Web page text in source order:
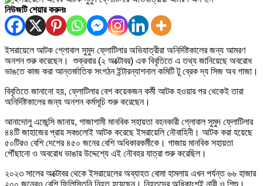
নিউজটি শেয়ার করুনঃ
ইসরায়েলে আটক গ্লোবাল সুমুদ ফ্লোটিলার অভিযাত্রীরা অনির্দিষ্টকালের জন্য আমরণ
অনশন শুরু করেছেন। শুক্রবার (২ অক্টোবর) এক বিবৃতিতে এ তথ্য জানিয়েছে অবরোধ
ভাঙতে কাজ করা আন্তর্জাতিক সংগঠন ইন্টারন্যাশনাল কমিটি টু ব্রেক দ্য সিজ অব গাজা।
বিবৃতিতে জানানো হয়, ফ্লোটিলার বেশ কয়েকজন কর্মী আটক হওয়ার পর থেকেই তারা
অনির্দিষ্টকালের জন্য অনশন কর্মসূচি শুরু করেছেন।
আনাদোলু এজেন্সি জানায়, গাজাগামী মানবিক সহায়তা বহনকারী গ্লোবাল সুমুদ ফ্লোটিলার
৪৪টি জাহাজের প্রায় সবগুলোই আটক করেছে ইসরায়েলি নৌবাহিনী। আটক করা হয়েছে
৫০টিরও বেশি দেশের ৪৫০ জনের বেশি অধিকারকর্মীকে। গাজায় মানবিক সহায়তা
পৌঁছানো ও অবরোধ ভাঙার উদ্দেশ্যে এই নৌবহর যাত্রা শুরু করেছিল।
২০২৩ সালের অক্টোবর থেকে ইসরায়েলের অব্যাহত বোমা হামলায় এখন পর্যন্ত ৬৬ হাজার